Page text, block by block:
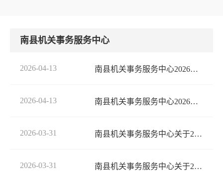
南县机关事务服务中心
2026-04-13 南县机关事务服务中心2026年部门整体绩效目标
2026-04-13 南县机关事务服务中心2026年机关事务管理专项绩效目标
2026-03-31 南县机关事务服务中心关于2025年度预算绩效自评的工作报告
2026-03-31 南县机关事务服务中心关于2025年度机关事务管理专项经费绩效的自评报告